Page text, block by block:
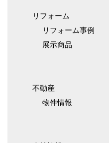
リフォーム
リフォーム事例
展示商品
不動産
物件情報